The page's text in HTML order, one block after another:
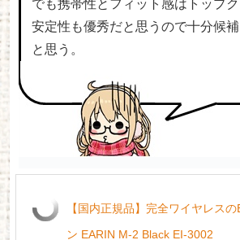
でも携帯性とフィット感はトップ
安定性も優秀だと思うので十分候
と思う。
【国内正規品】完全ワイヤレス
ン EARIN M-2 Black EI-3002